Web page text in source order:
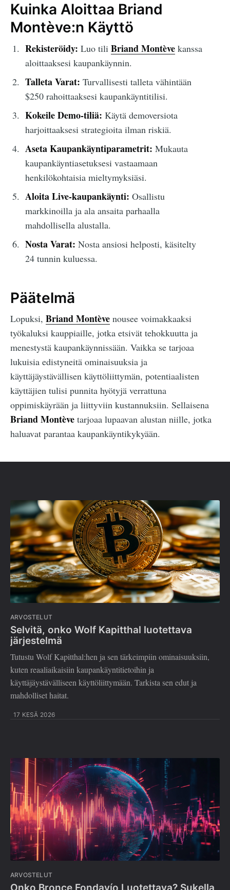
Kuinka Aloittaa Briand
Montève:n Käyttö
Rekisteröidy: Luo tili Briand Montèvekanssa
aloittaaksesi kaupankäynnin.
Talleta Varat: Turvallisesti talleta vähintään
$250 rahoittaaksesi kaupankäyntitilisi.
Kokeile Demo-tiliä: Käytä demoversiota
harjoittaaksesi strategioita ilman riskiä.
Aseta Kaupankäyntiparametrit: Mukauta
kaupankäyntiasetuksesi vastaamaan
henkilökohtaisia mieltymyksiäsi.
Aloita Live-kaupankäynti: Osallistu
markkinoilla ja ala ansaita parhaalla
mahdollisella alustalla.
Nosta Varat: Nosta ansiosi helposti, käsitelty
24 tunnin kuluessa.
Päätelmä
Lopuksi, Briand Montève nousee voimakkaaksi
työkaluksi kauppiaille, jotka etsivät tehokkuutta ja
menestystä kaupankäynnissään. Vaikka se tarjoaa
lukuisia edistyneitä ominaisuuksia ja
käyttäjäystävällisen käyttöliittymän, potentiaalisten
käyttäjien tulisi punnita hyötyjä verrattuna
oppimiskäyrään ja liittyviin kustannuksiin. Sellaisena
Briand Montève tarjoaa lupaavan alustan niille, jotka
haluavat parantaa kaupankäyntikykyään.
ARVOSTELUT
Selvitä, onko Wolf Kapitthal luotettava
järjestelmä
Tutustu Wolf Kapitthal:hen ja sen tärkeimpiin ominaisuuksiin,
kuten reaaliaikaisiin kaupankäyntitietoihin ja
käyttäjäystävälliseen käyttöliittymään. Tarkista sen edut ja
mahdolliset haitat.
17 KESÄ 2026
ARVOSTELUT